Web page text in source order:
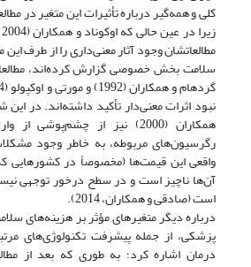
کلی و همه‌گیر درباره تأثیرات این متغیر در
مطالعاتشان وجود آثار معنی‌داری را از طرف
سلامت بخش خصوصی گزارش کرده‌اند،
نبود اثرات معنی‌دار تأکید داشته‌اند. در این
همکاران (2000) نیز از
رگرسیون‌های مربوطه، به‌ خاطر وجود
واقعی این قیمت‌ها (مخصوصاً در کشورهایی
آن‌ها ناچیز است و در سطح درخور توجهی
است (صادقی و همکاران، 2014).
درباره دیگر متغیرهای مؤثر بر هزینه‌های
پزشکی، از جمله پیشرفت تکنولوژی‌های